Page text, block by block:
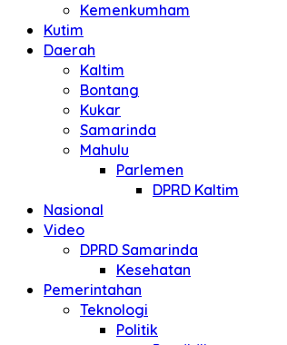
Kemenkumham
Kutim
Daerah
Kaltim
Bontang
Kukar
Samarinda
Mahulu
Parlemen
DPRD Kaltim
Nasional
Video
DPRD Samarinda
Kesehatan
Pemerintahan
Teknologi
Politik